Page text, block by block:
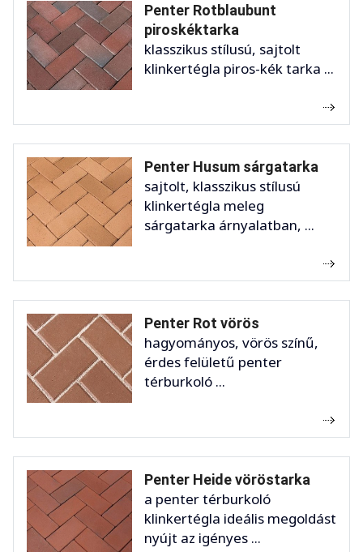
Penter Rotblaubunt
piroskéktarka
klasszikus stílusú, sajtolt
klinkertégla piros-kék tarka ...
Penter Husum sárgatarka
sajtolt, klasszikus stílusú
klinkertégla meleg
sárgatarka árnyalatban, ...
Penter Rot vörös
hagyományos, vörös színű,
érdes felületű penter
térburkoló ...
Penter Heide vöröstarka
a penter térburkoló
klinkertégla ideális megoldást
nyújt az igényes ...